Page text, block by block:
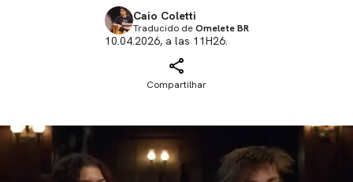
Caio Coletti
Traducido deOmelete BR
10.04.2026, a las 11H26.
Compartilhar